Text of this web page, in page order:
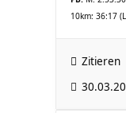
10km: 36:17
Zitieren